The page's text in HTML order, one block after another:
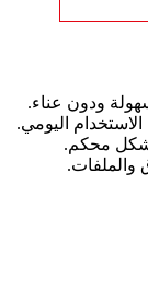
ودون عناء.
اليومي.